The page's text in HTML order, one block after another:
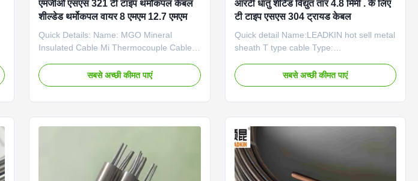
एमजीओ एसएस 321 टी टाइप थर्मोकपल केबल
शील्डेड थर्मोकपल वायर 8 एमएम 12.7 एमएम
Quick Details: Name: MGO Mineral
Insulated Cable Mi Thermocouple Cable
NiSi, NiCrSi-NiSi), NiCr-Konstantan
Sheath material: SS321(SS304),
treatable stainless steel that provides
good resistance to high temperature
oxidation and corrosion. Weight per meter
सबसे अच्छी कीमत पाएं
आरटी धातु शीटेड विद्युत तार 4.8 मिमी . के लिए
टी टाइप एसएस 304 ट्रायड केबल
Quick detail Name:LEADKIN hot sell metal
sheath T type cable Type:
NiCr-NiSi, NiCrSi-NiSi), NiCr-Konstantan,
Fe-Konstantan, Cu-Konstantan Insulator:
0.25mm to 12.7mm Application:
connecting with thermocouple and
instrument machine Place of Origin:
Zhejiang, China (Mainland) Eco-friendly:
सबसे अच्छी कीमत पाएं